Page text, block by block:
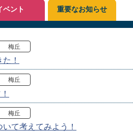
梅丘
！
梅丘
梅丘
て考えてみよう！
ベント 重要なお知らせ